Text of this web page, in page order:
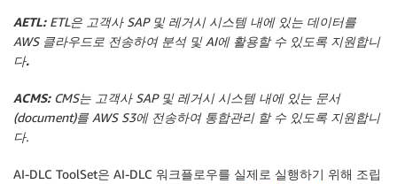
AETL: ETL은 고객사 SAP 및 레거시 시스템 내에 있는 데이터를
AWS 클라우드로 전송하여 분석 및 AI에 활용할 수 있도록 지원합니
다.
ACMS: CMS는 고객사 SAP 및 레거시 시스템 내에 있는 문서
(document)를 AWS S3에 전송하여 통합관리 할 수 있도록 지원합니
다.
AI-DLC ToolSet은 AI-DLC 워크플로우를 실제로 실행하기 위해 조립